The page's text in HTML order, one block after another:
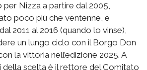
Nizza a partire dal 2005,
poco più che ventenne, e
2011 al 2016 (quando lo vinse),
un lungo ciclo con il Borgo Don
la vittoria nell’edizione 2025. A
della scelta è il rettore del Comitato